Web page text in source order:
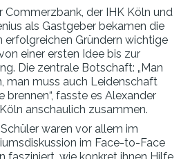
Commerzbank, der IHK Köln und
als Gastgeber bekamen die
erfolgreichen Gründern wichtige
einer ersten Idee bis zur
Die zentrale Botschaft: „Man
man muss auch Leidenschaft
brennen“, fasste es Alexander
anschaulich zusammen.
waren vor allem im
im Face-to-Face